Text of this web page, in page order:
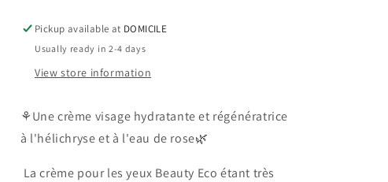
Pickup available at DOMICILE
Usually ready in 2-4 days
View store information
⚘️Une crème visage hydratante et régénératrice
à l'hélichryse et à l'eau de rose🌿
La crème pour les yeux Beauty Eco étant très